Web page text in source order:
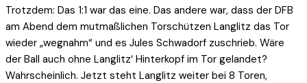
Trotzdem: Das 1:1 war das eine. Das andere war, dass der DFB
am Abend dem mutmaßlichen Torschützen Langlitz das Tor
wieder „wegnahm“ und es Jules Schwadorf zuschrieb. Wäre
der Ball auch ohne Langlitz‘ Hinterkopf im Tor gelandet?
Wahrscheinlich. Jetzt steht Langlitz weiter bei 8 Toren,